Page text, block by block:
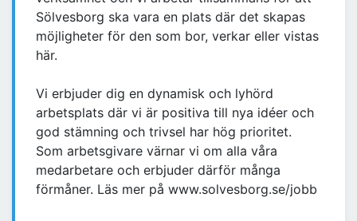
Sölvesborg ska vara en plats där det skapas
möjligheter för den som bor, verkar eller vistas
här.
Vi erbjuder dig en dynamisk och lyhörd
arbetsplats där vi är positiva till nya idéer och
god stämning och trivsel har hög prioritet.
Som arbetsgivare värnar vi om alla våra
medarbetare och erbjuder därför många
förmåner. Läs mer på www.solvesborg.se/jobb